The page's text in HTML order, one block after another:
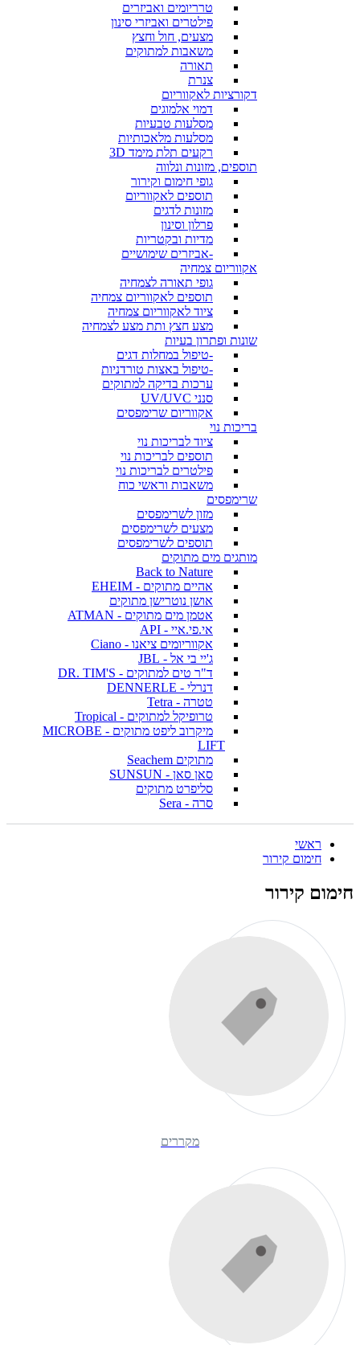
טרריומים ואביזרים
פילטרים ואביזרי סינון
מצעים, חול וחצץ
משאבות למתוקים
תאורה
צנרת
דקורציות לאקווריום
דמוי אלמוגים
מסלעות טבעיות
מסלעות מלאכותיות
רקעים תלת מימד 3D
תוספים, מזונות ונלווה
גופי חימום וקירור
תוספים לאקווריום
מזונות לדגים
פרלון וסינון
מדיות ובקטריות
-אביזרים שימושיים
אקווריום צמחיה
גופי תאורה לצמחיה
תוספים לאקווריום צמחיה
ציוד לאקווריום צמחיה
מצע חצץ ותת מצע לצמחיה
שונות ופתרון בעיות
-טיפול במחלות דגים
-טיפול באצות טורדניות
ערכות בדיקה למתוקים
סנני UV/UVC
אקווריום שרימפסים
בריכות נוי
ציוד לבריכות נוי
תוספים לבריכות נוי
פילטרים לבריכות נוי
משאבות וראשי כוח
שרימפסים
מזון לשרימפסים
מצעים לשרימפסים
תוספים לשרימפסים
מותגים מים מתוקים
Back to Nature
אהיים מתוקים - EHEIM
אושן נוטרישן מתוקים
אטמן מים מתוקים - ATMAN
אי.פי.איי - API
אקווריומים ציאנו - Ciano
ג'יי בי אל - JBL
ד"ר טים למתוקים - DR. TIM'S
דנרלי - DENNERLE
טטרה - Tetra
טרופיקל למתוקים - Tropical
מיקרוב ליפט מתוקים - MICROBE
LIFT
מתוקים Seachem
סאן סאן - SUNSUN
סליפרט מתוקים
סרה - Sera
ראשי
חימום קירור
חימום קירור
מקררים